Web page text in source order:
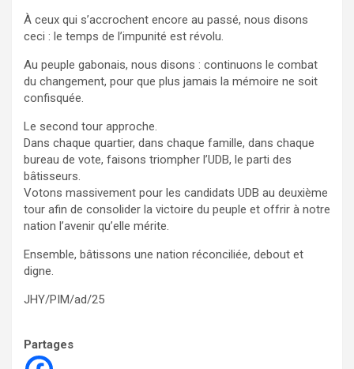
À ceux qui s’accrochent encore au passé, nous disons
ceci : le temps de l’impunité est révolu.
Au peuple gabonais, nous disons : continuons le combat
du changement, pour que plus jamais la mémoire ne soit
confisquée.
Le second tour approche.
Dans chaque quartier, dans chaque famille, dans chaque
bureau de vote, faisons triompher l’UDB, le parti des
bâtisseurs.
Votons massivement pour les candidats UDB au deuxième
tour afin de consolider la victoire du peuple et offrir à notre
nation l’avenir qu’elle mérite.
Ensemble, bâtissons une nation réconciliée, debout et
digne.
JHY/PIM/ad/25
Partages